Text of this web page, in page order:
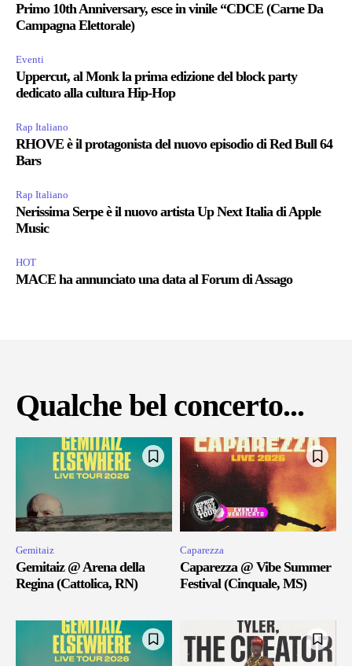
Primo 10th Anniversary, esce in vinile “CDCE (Carne Da
Campagna Elettorale)
Eventi
Uppercut, al Monk la prima edizione del block party
dedicato alla cultura Hip-Hop
Rap Italiano
RHOVE è il protagonista del nuovo episodio di Red Bull 64
Bars
Rap Italiano
Nerissima Serpe è il nuovo artista Up Next Italia di Apple
Music
HOT
MACE ha annunciato una data al Forum di Assago
Qualche bel concerto...
Gemitaiz
Gemitaiz @ Arena della
Regina (Cattolica, RN)
Caparezza
Caparezza @ Vibe Summer
Festival (Cinquale, MS)